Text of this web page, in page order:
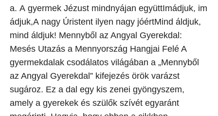
a. A gyermek Jézust mindnyájan együttImádjuk, im
ádjuk,A nagy Úristent ilyen nagy jóértMind áldjuk,
mind áldjuk! Mennyből az Angyal Gyerekdal:
Mesés Utazás a Mennyország Hangjai Felé A
gyermekdalak csodálatos világában a „Mennyből
az Angyal Gyerekdal” kifejezés örök varázst
sugároz. Ez a dal egy kis zenei gyöngyszem,
amely a gyerekek és szülők szívét egyaránt